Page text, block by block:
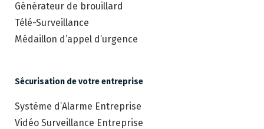
Générateur de brouillard
Télé-Surveillance
Médaillon d’appel d’urgence
Sécurisation de votre entreprise
Système d’Alarme Entreprise
Vidéo Surveillance Entreprise